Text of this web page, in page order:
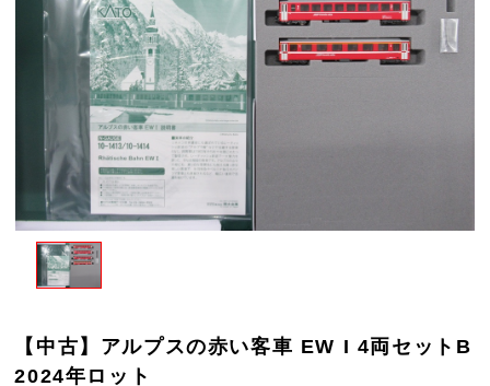
【中古】アルプスの赤い客車 EW I 4両セットB
2024年ロット